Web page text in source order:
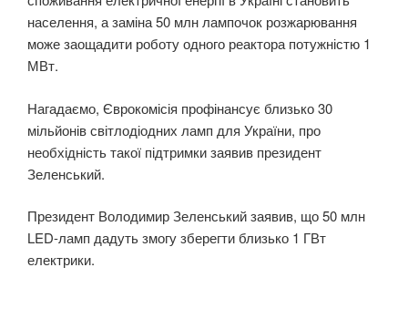
населення, а заміна 50 млн лампочок розжарювання
може заощадити роботу одного реактора потужністю 1
МВт.
Нагадаємо, Єврокомісія профінансує близько 30
мільйонів світлодіодних ламп для України, про
необхідність такої підтримки заявив президент
Зеленський.
Президент Володимир Зеленський заявив, що 50 млн
LED-ламп дадуть змогу зберегти близько 1 ГВт
електрики.